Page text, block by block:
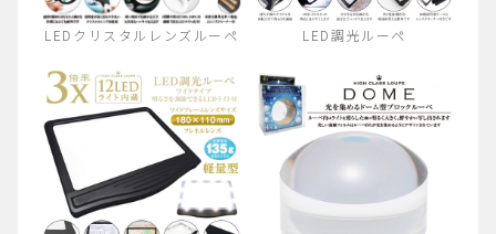
LEDクリスタルレンズルーペ LED調光ルーペ